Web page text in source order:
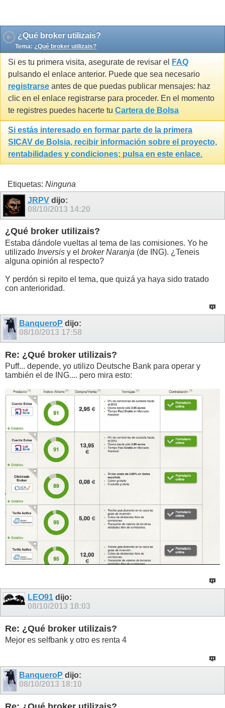
¿Qué broker utilizais?
Tema: ¿Qué broker utilizais?
Si es tu primera visita, asegurate de revisar el
FAQ
pulsando el enlace anterior. Puede que sea necesario
registrarse antes de que puedas publicar mensajes: haz
clic en el enlace registrarse para proceder. En el momento
te registres puedes hacerte tu Cartera de Bolsa
Si estás interesado en formar parte de la primera
SICAV de Bolsia, recibir información sobre el proyecto,
rentabilidades y condiciones; pulsa en este enlace.
Etiquetas: Ninguna
JRPV dijo:
08/10/2013 14:20
¿Qué broker utilizais?
Estaba dándole vueltas al tema de las comisiones. Yo he
utilizado Inversis y el broker Naranja (de ING). ¿Teneis
alguna opinión al respecto?
Y perdón si repito el tema, que quizá ya haya sido tratado
con anterioridad.
BanqueroP dijo:
08/10/2013 17:58
Re: ¿Qué broker utilizais?
Puff... depende, yo utilizo Deutsche Bank para operar y
también el de ING.... pero mira esto:
LEO91 dijo:
08/10/2013 18:03
Re: ¿Qué broker utilizais?
Mejor es selfbank y otro es renta 4
BanqueroP dijo:
08/10/2013 18:10